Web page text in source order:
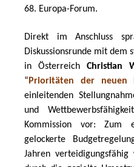
68. Europa-Forum.
Direkt im Anschluss
Diskussionsrunde mit dem
in Österreich Christian
“ Prioritäten der neuen
einleitenden
und
Kommission vor: Zum
gelockerte
Jahren